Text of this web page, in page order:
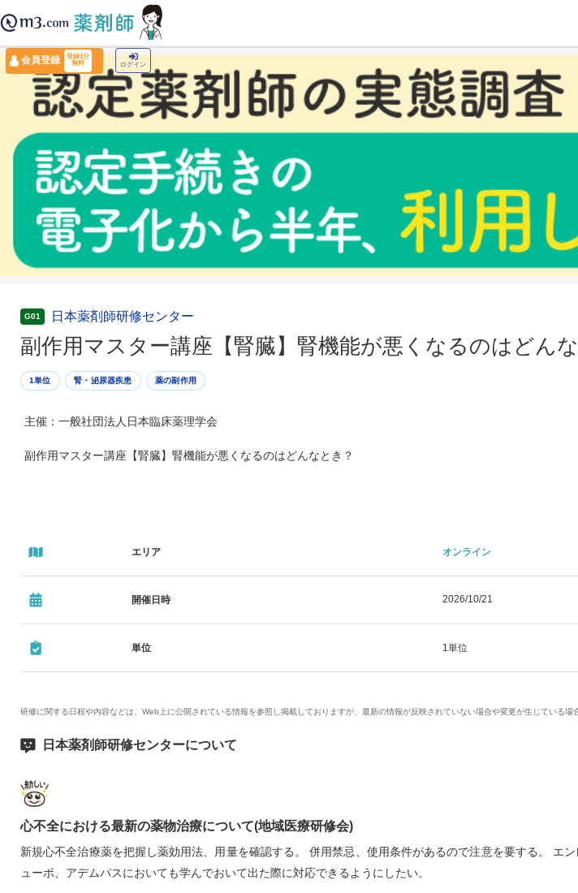
会員登録
登録1分
無料
ログイン
› 副作用マスター講座【腎臓】腎機能が悪くなるのはどんなとき？(WEB)
G01 日本薬剤師研修センター
副作用マスター講座【腎臓】腎機能が悪くなるのはどん
1単位 腎・泌尿器疾患 薬の副作用
主催：一般社団法人日本臨床薬理学会
副作用マスター講座【腎臓】腎機能が悪くなるのはどんなとき？
エリア オンライン
開催日時 2026/10/21
単位 1単位
研修に関する日程や内容などは、Web上に公開されている情報を参照し掲載しておりますが、最新の情報が反映されていない場合や変更が生じている
日本薬剤師研修センターについて
心不全における最新の薬物治療について(地域医療研修会)
新規心不全治療薬を把握し薬効用法、用量を確認する。 併用禁忌、使用条件があるので注意を要する。
ューボ、アデムパスにおいても学んでおいて出た際に対応できるようにしたい。